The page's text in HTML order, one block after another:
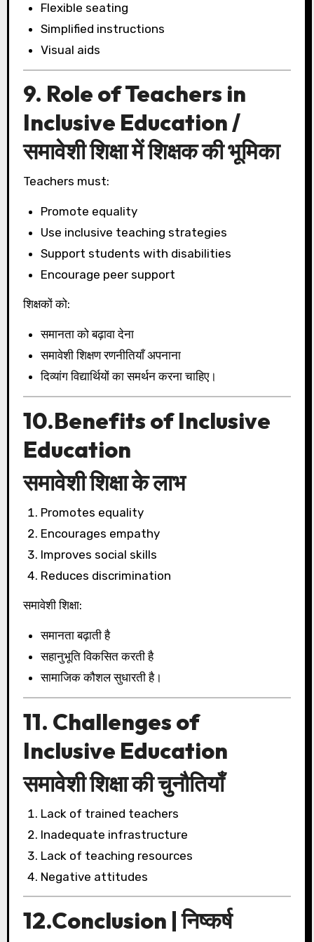
Flexible seating
Simplified instructions
Visual aids
9. Role of Teachers in
Inclusive Education /
समावेशी शिक्षा में शिक्षक की भूमिका
Teachers must:
Promote equality
Use inclusive teaching strategies
Support students with disabilities
Encourage peer support
शिक्षकों को:
समानता को बढ़ावा देना
समावेशी शिक्षण रणनीतियाँ अपनाना
दिव्यांग विद्यार्थियों का समर्थन करना चाहिए।
10.Benefits of Inclusive
Education
समावेशी शिक्षा के लाभ
Promotes equality
Encourages empathy
Improves social skills
Reduces discrimination
समावेशी शिक्षा:
समानता बढ़ाती है
सहानुभूति विकसित करती है
सामाजिक कौशल सुधारती है।
11. Challenges of
Inclusive Education
समावेशी शिक्षा की चुनौतियाँ
Lack of trained teachers
Inadequate infrastructure
Lack of teaching resources
Negative attitudes
12.Conclusion | निष्कर्ष